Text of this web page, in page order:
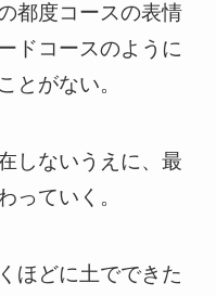
都度コースの表情
ドコースのように
とがない。
しないうえに、最
っていく。
ほどに土でできた